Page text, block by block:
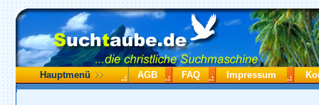
Hauptmenü AGB FAQ Impressum